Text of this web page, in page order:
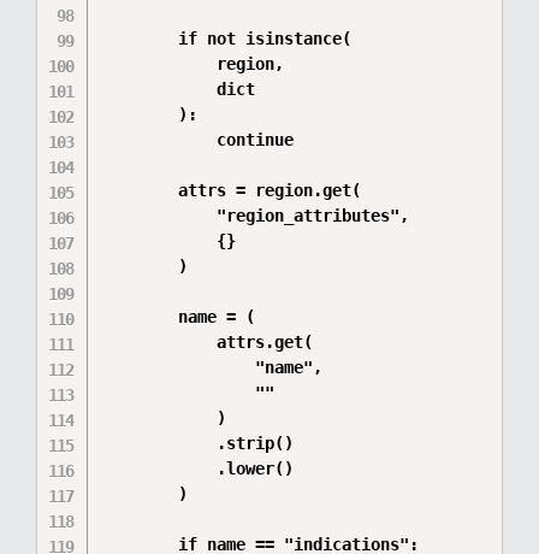
        if not isinstance(
            region,
            dict
        ):
            continue
        attrs = region.get(
            "region_attributes",
            {}
        )
        name = (
            attrs.get(
                "name",
                ""
            )
            .strip()
            .lower()
        )
        if name == "indications":